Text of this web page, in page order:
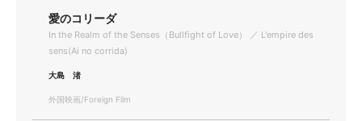
愛のコリーダ
In the Realm of the Senses（Bullfight of Love） ／ L'empire des
sens(Ai no corrida)
大島 渚
外国映画/Foreign Film